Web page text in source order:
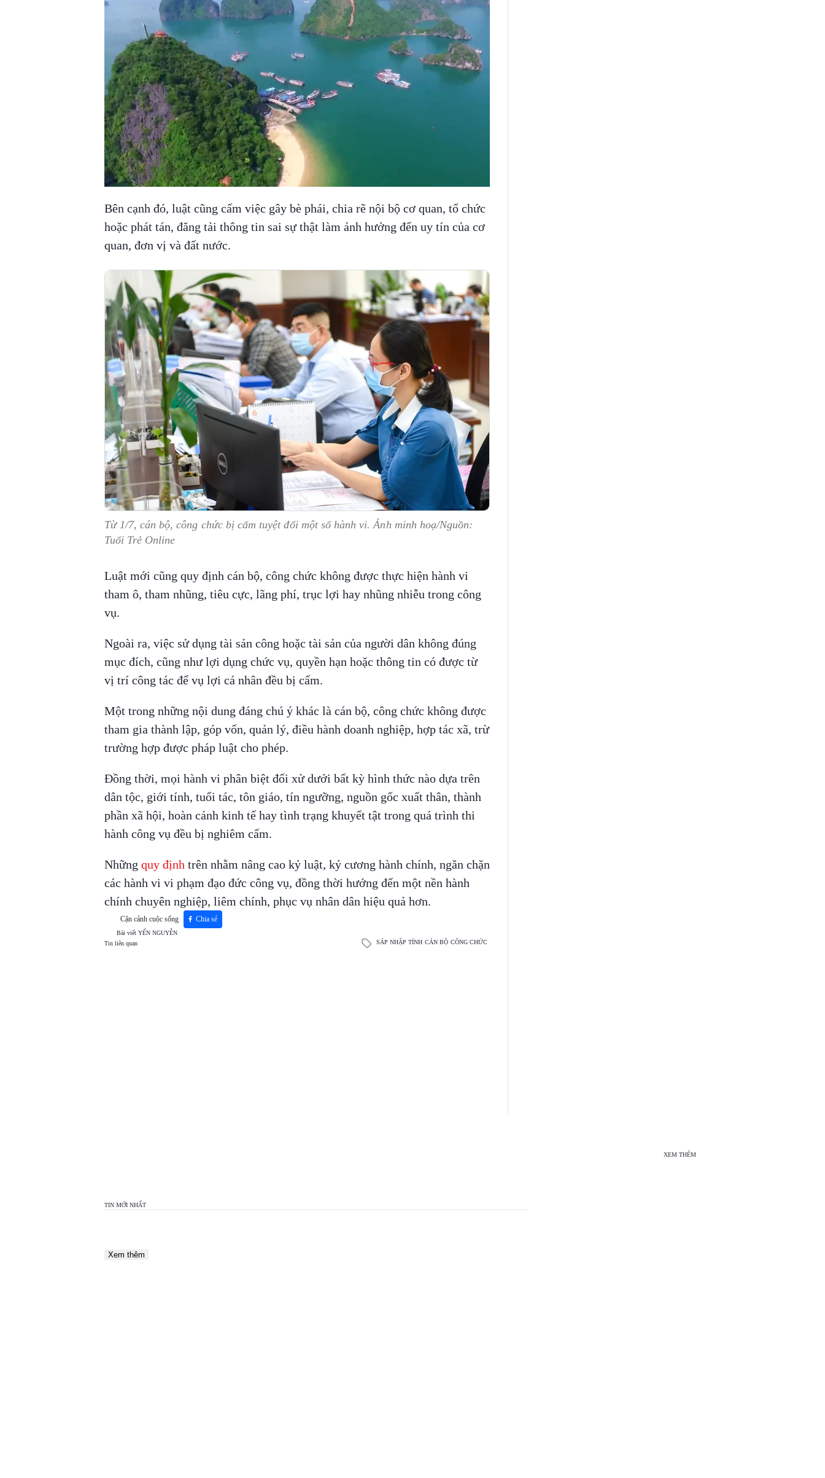
Bên cạnh đó, luật cũng cấm việc gây bè phái, chia rẽ nội bộ cơ quan, tổ chức
hoặc phát tán, đăng tải thông tin sai sự thật làm ảnh hưởng đến uy tín của cơ
quan, đơn vị và đất nước.
Từ 1/7, cán bộ, công chức bị cấm tuyệt đối một số hành vi. Ảnh minh hoạ/Nguồn:
Tuổi Trẻ Online
Luật mới cũng quy định cán bộ, công chức không được thực hiện hành vi
tham ô, tham nhũng, tiêu cực, lãng phí, trục lợi hay nhũng nhiễu trong công
vụ.
Ngoài ra, việc sử dụng tài sản công hoặc tài sản của người dân không đúng
mục đích, cũng như lợi dụng chức vụ, quyền hạn hoặc thông tin có được từ
vị trí công tác để vụ lợi cá nhân đều bị cấm.
Một trong những nội dung đáng chú ý khác là cán bộ, công chức không được
tham gia thành lập, góp vốn, quản lý, điều hành doanh nghiệp, hợp tác xã, trừ
trường hợp được pháp luật cho phép.
Đồng thời, mọi hành vi phân biệt đối xử dưới bất kỳ hình thức nào dựa trên
dân tộc, giới tính, tuổi tác, tôn giáo, tín ngưỡng, nguồn gốc xuất thân, thành
phần xã hội, hoàn cảnh kinh tế hay tình trạng khuyết tật trong quá trình thi
hành công vụ đều bị nghiêm cấm.
Những quy định trên nhằm nâng cao kỷ luật, kỷ cương hành chính, ngăn chặn
các hành vi vi phạm đạo đức công vụ, đồng thời hướng đến một nền hành
chính chuyên nghiệp, liêm chính, phục vụ nhân dân hiệu quả hơn.
Cận cảnh cuộc sống Chia sẻ
Bài viết YẾN NGUYỄN
Tin liên quan
SÁP NHẬP TỈNH CÁN BỘ CÔNG CHỨC
XEM THÊM
TIN MỚI NHẤT
Xem thêm